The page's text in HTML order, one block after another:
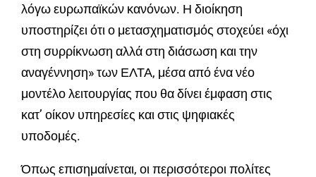
λόγω ευρωπαϊκών κανόνων. Η διοίκηση
υποστηρίζει ότι ο μετασχηματισμός στοχεύει «όχι
στη συρρίκνωση αλλά στη διάσωση και την
αναγέννηση» των ΕΛΤΑ, μέσα από ένα νέο
μοντέλο λειτουργίας που θα δίνει έμφαση στις
κατ’ οίκον υπηρεσίες και στις ψηφιακές
υποδομές.
Όπως επισημαίνεται, οι περισσότεροι πολίτες